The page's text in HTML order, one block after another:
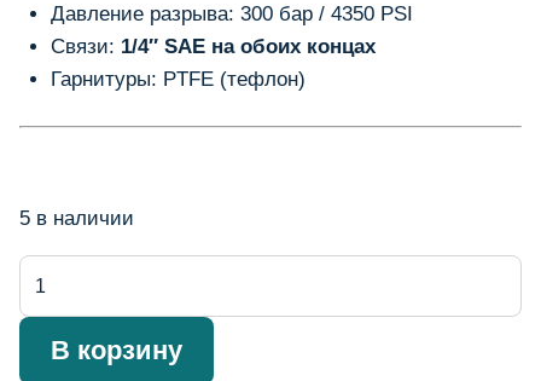
Давление разрыва: 300 бар / 4350 PSI
Связи: 1/4″ SAE на обоих концах
Гарнитуры: PTFE (тефлон)
5 в наличии
FurtunВ корзину